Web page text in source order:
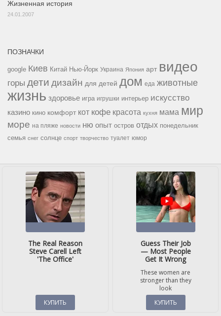
Жизненная история
24.01.2007
ПОЗНАЧКИ
google Киев Китай Нью-Йорк Украина Япония арт видео
горы дети дизайн для детей дом еда животные
жизнь здоровье игра игрушки интерьер искусство
казино кино комфорт кот кофе красота кухня мама мир
море на пляже новости ню опыт остров отдых понедельник
семья снег солнце спорт творчество туалет юмор